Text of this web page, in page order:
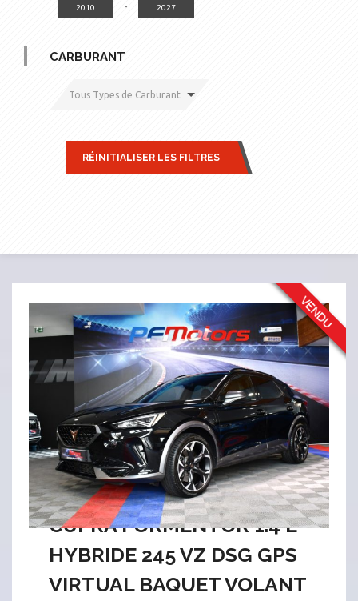
-
CARBURANT
Tous Types de Carburant
RÉINITIALISER LES FILTRES
CUPRA FORMENTOR 1.4 E
HYBRIDE 245 VZ DSG GPS
VIRTUAL BAQUET VOLANT